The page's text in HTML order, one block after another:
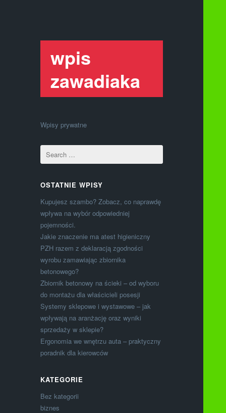
wpis
zawadiaka
Wpisy prywatne
OSTATNIE WPISY
Kupujesz szambo? Zobacz, co naprawdę
wpływa na wybór odpowiedniej
pojemności.
Jakie znaczenie ma atest higieniczny
PZH razem z deklaracją zgodności
wyrobu zamawiając zbiornika
betonowego?
Zbiornik betonowy na ścieki – od wyboru
do montażu dla właścicieli posesji
Systemy sklepowe i wystawowe – jak
wpływają na aranżację oraz wyniki
sprzedaży w sklepie?
Ergonomia we wnętrzu auta – praktyczny
poradnik dla kierowców
KATEGORIE
Bez kategorii
biznes